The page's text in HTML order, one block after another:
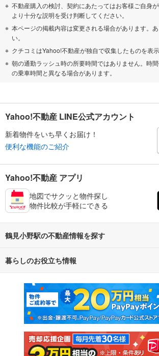
不動産購入の検討、契約にあたってはお客様ご自身
より十分な説明を受け判断してください。
本ページの掲載内容は変更される場合があります。
い。
クチコミはYahoo!不動産が独自で収集したものを表示
朝の通勤ラッシュ時の所要時間ではありません。時
の乗車時間と異なる場合があります。
Yahoo!不動産 LINE公式アカウント
新着物件をいち早くお届け！
便利な機能のご紹介
Yahoo!不動産 アプリ
地図でサクッと物件探し
物件比較が手軽にできる
鶴見小野駅の不動産情報を探す
不動産・住宅
新築マンション 中古マン
新築一戸建て 中古一戸
注文住宅 土地
暮らしのお役立ち情報
マンションカタログ 教えて！